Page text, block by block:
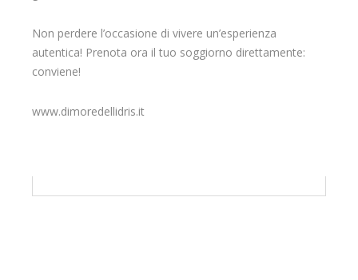
Non perdere l’occasione di vivere un’esperienza
autentica! Prenota ora il tuo soggiorno direttamente:
conviene!
www.dimoredellidris.it